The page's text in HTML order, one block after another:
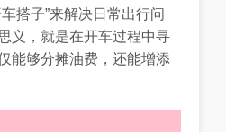
搭子”来解决日常出行问
义，就是在开车过程中寻
能够分摊油费，还能增添